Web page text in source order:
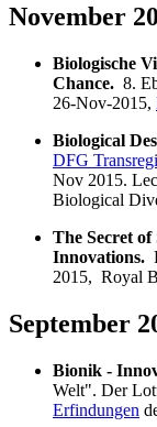
November
Biologische
Chance. 8.
26-Nov-2015,
Biological
DFG
Nov 2015.
Biological
The Secret
Innovations.
2015, Royal
September
Bionik -
Welt". Der
Erfindungen